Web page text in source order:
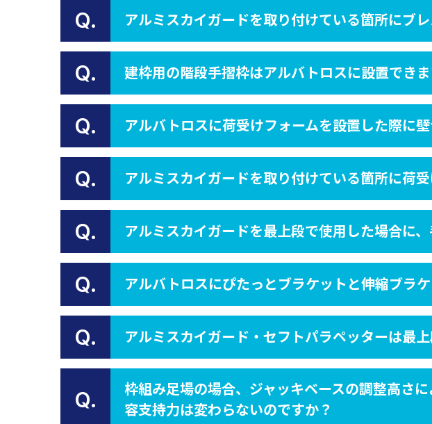
Q. アルミスカイガードを取り付けている箇所にブ
Q. 建枠用の階段手摺枠はアルバトロスに設置できま
Q. アルバトロスに荷受けフォームを設置した際に
Q. アルミスカイガードを取り付けている箇所に荷
Q. アルミスカイガードを最上段で使用した場合に
Q. アルバトロスにぴたっとブラケットと伸縮ブラ
Q. アルミスカイガード・セフトパラペッターは最
Q.
枠組み足場の場合、ジャッキベースの調整高さ
容支持力は変わらないのですか？